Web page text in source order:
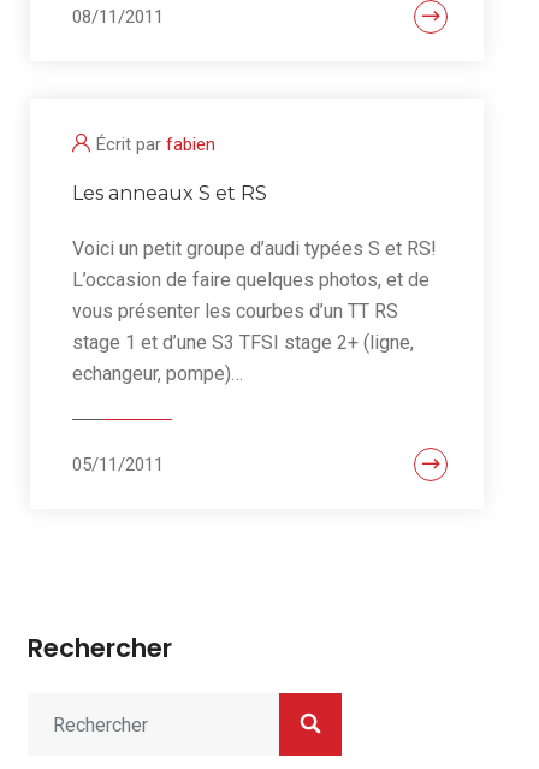
08/11/2011
Écrit par fabien
Les anneaux S et RS
Voici un petit groupe d’audi typées S et RS!
L’occasion de faire quelques photos, et de
vous présenter les courbes d’un TT RS
stage 1 et d’une S3 TFSI stage 2+ (ligne,
echangeur, pompe)…
05/11/2011
Rechercher